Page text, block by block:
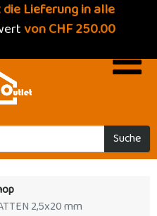
Lieferung in alle
von CHF 250.00
Suche
2,5x20 mm